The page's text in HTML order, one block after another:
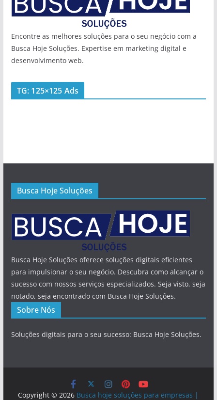
Encontre as melhores soluções para o seu negócio com a
Busca Hoje Soluções. Expertise em marketing digital e
desenvolvimento web.
TG: 125×125 Ads
Busca Hoje Soluções
Busca Hoje Soluções oferece soluções digitais eficientes
para impulsionar o seu negócio. Descubra como alcançar o
sucesso com nossos serviços especializados. Seja visto, seja
notado, seja encontrado com Busca Hoje Soluções.
Sobre Nós
Soluções digitais para o seu sucesso: Busca Hoje Soluções.
Copyright © 2026 Busca hoje soluções para empresas |